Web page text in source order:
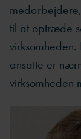
til at optræde
ansatte er
virksomheden